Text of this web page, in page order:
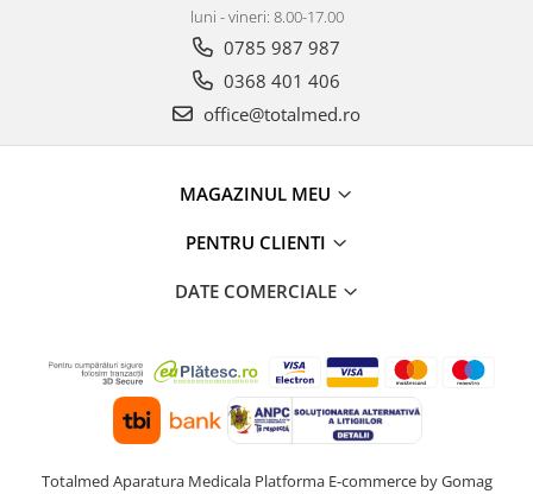
luni - vineri: 8.00-17.00
0785 987 987
0368 401 406
office@totalmed.ro
MAGAZINUL MEU
PENTRU CLIENTI
DATE COMERCIALE
Totalmed Aparatura Medicala Platforma E-commerce by Gomag